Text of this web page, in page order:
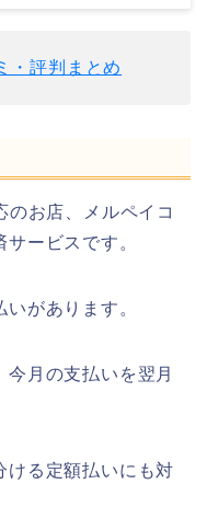
・評判まとめ
のお店、メルペイコ
ービスです。
があります。
今月の支払いを翌月
ける定額払いにも対